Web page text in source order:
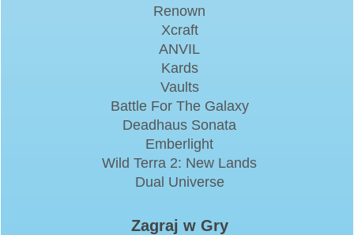
Renown
Xcraft
ANVIL
Kards
Vaults
Battle For The Galaxy
Deadhaus Sonata
Emberlight
Wild Terra 2: New Lands
Dual Universe
Zagraj w Gry